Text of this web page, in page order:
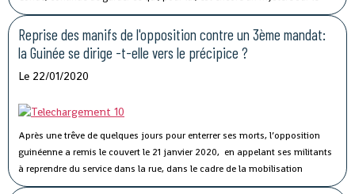
projet de 3e mandat dont l’opposition lui prête l’intention et qui pollue
l’atmosphère sociopolitique dans son pays.
Reprise des manifs de l'opposition contre un 3ème mandat:
la Guinée se dirige -t-elle vers le précipice ?
Le 22/01/2020
Après une trêve de quelques jours pour enterrer ses morts, l’opposition
guinéenne a remis le couvert le 21 janvier 2020, en appelant ses militants
à reprendre du service dans la rue, dans le cadre de la mobilisation
«massive» et «illimitée» qu’elle a lancée pour faire barrage aux velléités